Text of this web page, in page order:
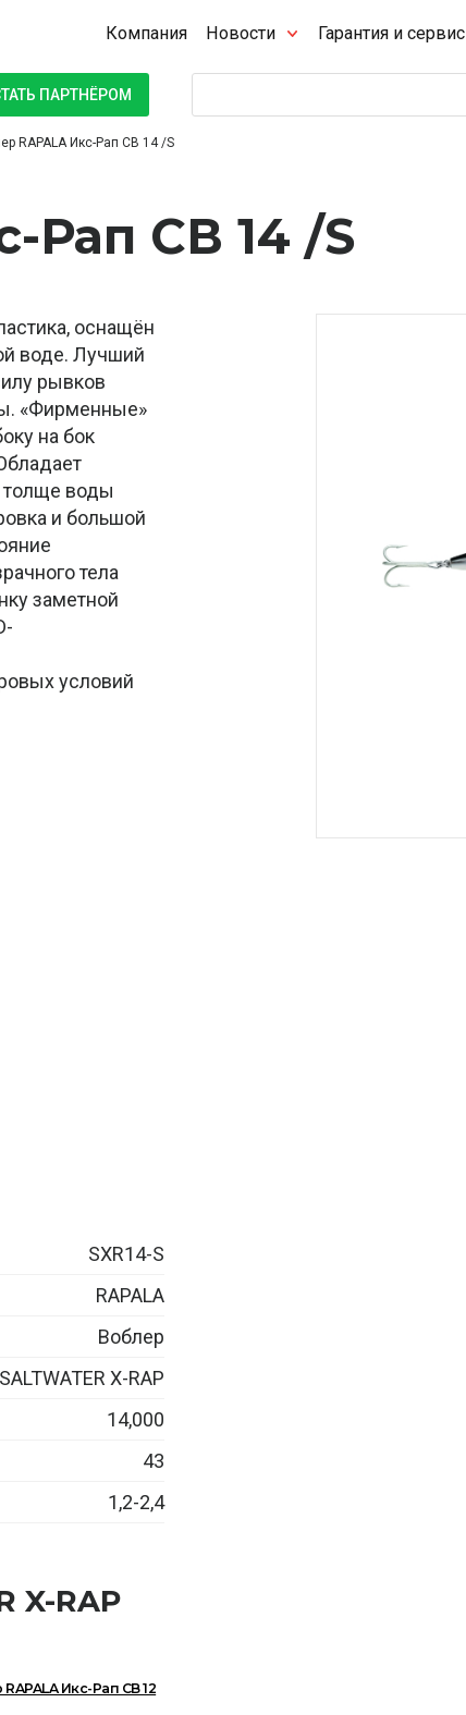
Компания Новости Гарантия и сервис
ПАРТНЁРОМ
RAPALA Икс-Рап СВ 14 /S
Рап СВ 14 /S
оснащён
воде. Лучший
рывков
«Фирменные»
на бок
толще воды
и большой
тела
заметной
условий
SXR14-S
RAPALA
Воблер
SALTWATER X-RAP
14,000
43
1,2-2,4
X-RAP
Икс-Рап СВ 12